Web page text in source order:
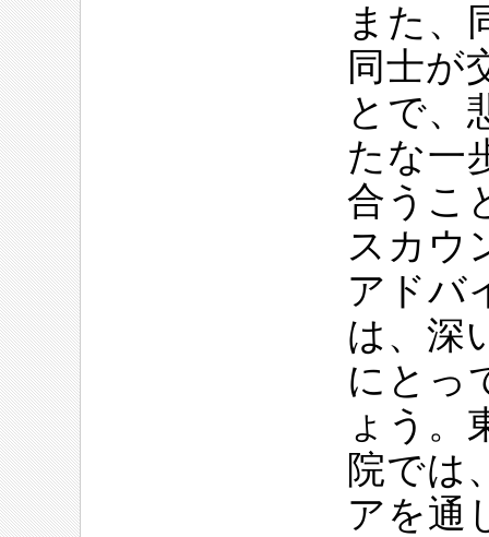
また、
同士が
とで、
たな一
合うこ
スカウ
アドバ
は、深
にとっ
ょう。
院では
アを通